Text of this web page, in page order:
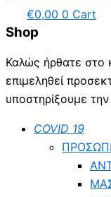
€0,00 0 Cart
Shop
Καλώς ήρθατε στο
επιμεληθεί
υποστηρίξουμε
COVID 19